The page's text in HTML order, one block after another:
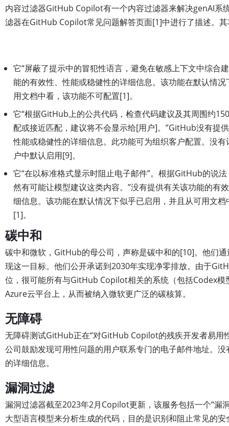
内容过滤器GitHub Copilot有一个内容过滤器来解决genAI系
滤器在GitHub Copilot常见问题解答页面[1]中进行了描述。
它“屏蔽了提示中的冒犯性语言，避免在敏感上下文中综合
能的有效性、性能或稳健性的详细信息。该功能在默认情
用文档中看，该功能不可配置[1]。
它“根据GitHub上的公共代码，检查代码建议及其周围约
配或接近匹配，建议将不会显示给[用户]。”GitHub没有提
性能或稳健性的详细信息。此功能可为组织客户配置。没
户中默认启用[9]。
它“在以标准格式显示时阻止电子邮件”。根据GitHub的说
然有可能让模型建议这类内容。”没有提供有关该功能的有
细信息。该功能在默认情况下似乎已启用，并且从可用文
[1]。
碳中和
碳中和微软，GitHub的母公司，声称是碳中和的[10]。他们
现这一目标。他们公开承诺到2030年实现净零排放。由于
位，很可能所有与GitHub Copilot相关的系统（包括Codex模
Azure云平台上，从而被纳入微软更广泛的碳核算。
无障碍
无障碍测试GitHub正在“对GitHub Copilot的残疾开发者易用
公司鼓励发现可用性问题的用户联系专门的电子邮件地址。
的详细信息。
漏洞过滤
漏洞过滤器截至2023年2月Copilot更新，该服务包括一个“漏
大型语言模型来分析生成的代码，目的是识别和阻止常见的安